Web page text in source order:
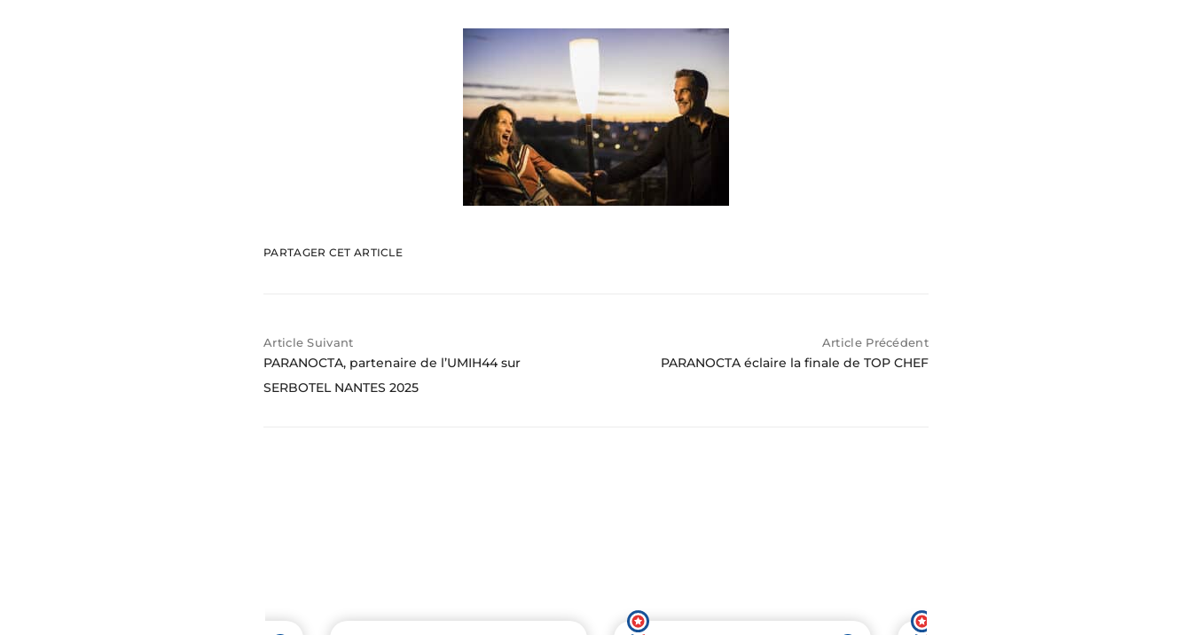
PARTAGER CET ARTICLE
Article Suivant
PARANOCTA, partenaire de l’UMIH44 sur
SERBOTEL NANTES 2025
Article Précédent
PARANOCTA éclaire la finale de TOP CHEF